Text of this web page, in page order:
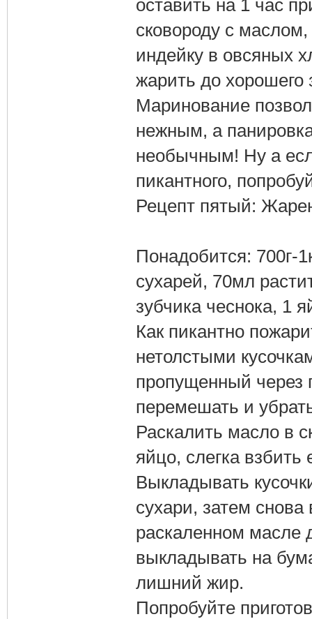
оставить на 1 час
сковороду с
индейку в овсяных
жарить до хорошего
Маринование
нежным, а
необычным! Ну а
пикантного,
Рецепт пятый:
Понадобится: 700г-
сухарей, 70мл
зубчика чеснока, 1
Как пикантно
нетолстыми
пропущенный через
перемешать и
Раскалить масло в
яйцо, слегка взбить
Выкладывать
сухари, затем
раскаленном масле
выкладывать на
лишний жир.
Попробуйте